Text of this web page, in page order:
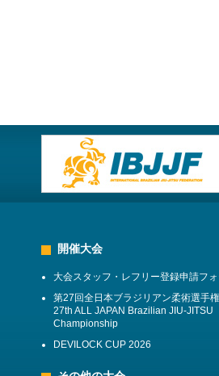
開催大会
大会スタッフ・レフリー登録申請フ
第27回全日本ブラジリアン柔術選手権
27th ALL JAPAN Brazilian JIU-JITSU
Championship
DEVILOCK CUP 2026